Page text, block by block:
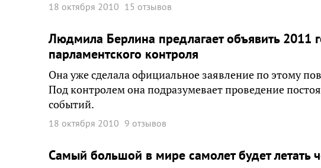
18 октября 2010 15 отзывов
Людмила Берлина предлагает объявить 2011
парламентского контроля
Она уже сделала официальное заявление по этому
Под контролем она подразумевает проведение
событий.
18 октября 2010 9 отзывов
Самый большой в мире самолет будет летать